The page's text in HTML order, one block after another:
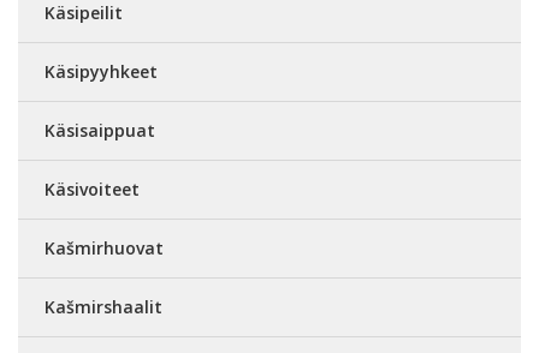
Käsipeilit
Käsipyyhkeet
Käsisaippuat
Käsivoiteet
Kašmirhuovat
Kašmirshaalit